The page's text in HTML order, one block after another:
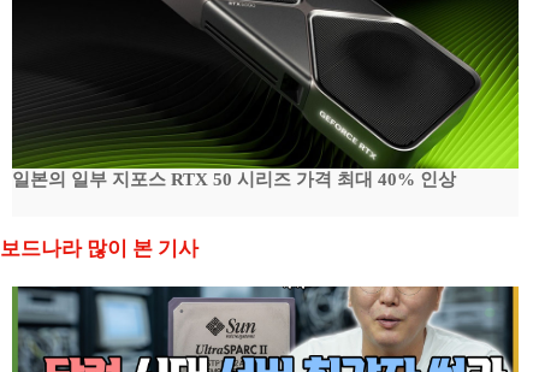
일본의 일부 지포스 RTX 50 시리즈 가격 최대 40% 인상
보드나라 많이 본 기사